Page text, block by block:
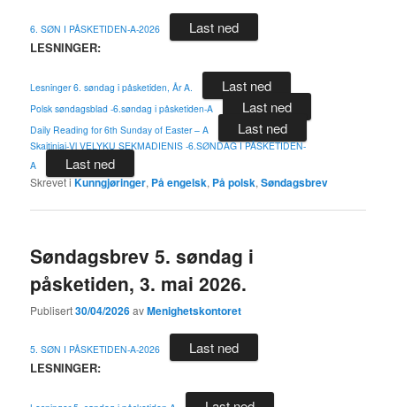
6. SØN I PÅSKETIDEN-A-2026 Last ned
LESNINGER:
Lesninger 6. søndag i påsketiden, År A. Last ned
Polsk søndagsblad -6.søndag i påsketiden-A Last ned
Daily Reading for 6th Sunday of Easter – A Last ned
Skaitiniai-Vl VELYKŲ SEKMADIENIS -6.SØNDAG I PÅSKETIDEN-
A
Last ned
Skrevet iKunngjøringer, På engelsk, På polsk,Søndagsbrev
Søndagsbrev 5. søndag i
påsketiden, 3. mai 2026.
Publisert30/04/2026avMenighetskontoret
5. SØN I PÅSKETIDEN-A-2026 Last ned
LESNINGER: